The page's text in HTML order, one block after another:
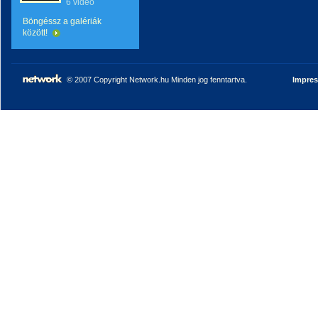
6 videó
Böngéssz a galériák
között!
© 2007 Copyright Network.hu Minden jog fenntartva.